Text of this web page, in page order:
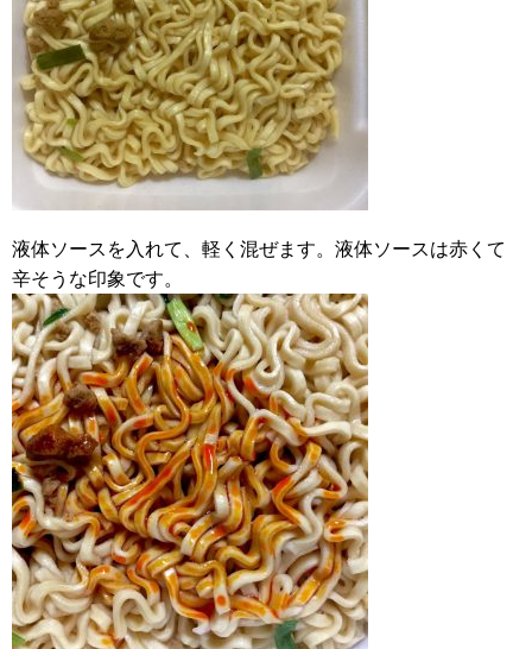
液体ソースを入れて、軽く混ぜます。液体ソースは赤くて
辛そうな印象です。